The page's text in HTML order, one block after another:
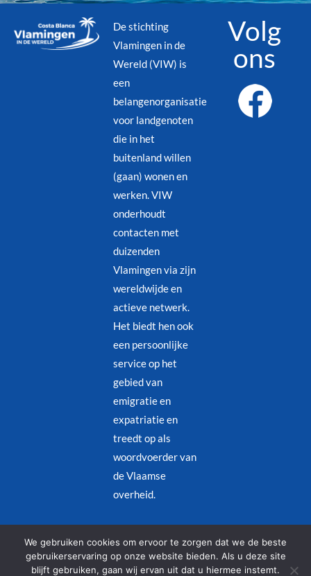
De stichting
Vlamingen in de
Wereld (VIW) is
een
belangenorganisatie
voor landgenoten
die in het
buitenland willen
(gaan) wonen en
werken. VIW
onderhoudt
contacten met
duizenden
Vlamingen via zijn
wereldwijde en
actieve netwerk.
Het biedt hen ook
een persoonlijke
service op het
gebied van
emigratie en
expatriatie en
treedt op als
woordvoerder van
de Vlaamse
overheid.
Volg
ons
Juridische kennisgeving–Privacybeleid
© Copyright 2026 – Alle rechten voorbehouden | Designed by
We gebruiken cookies om ervoor te zorgen dat we de beste
gebruikerservaring op onze website bieden. Als u deze site
blijft gebruiken, gaan wij ervan uit dat u hiermee instemt.